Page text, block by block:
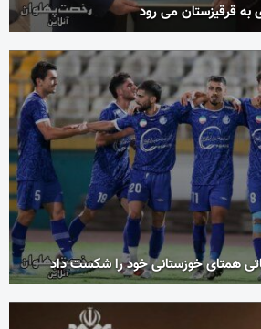
به قرقیزستان می رود
همتای خوزستانی خود را شکست داد